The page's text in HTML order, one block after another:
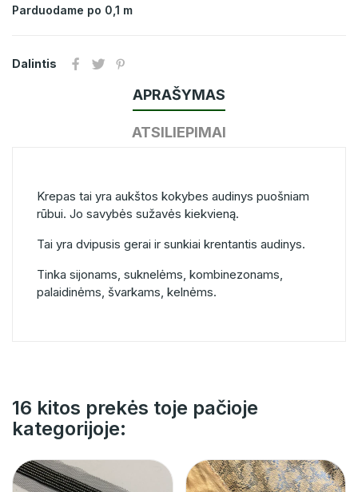
Parduodame po 0,1 m
Dalintis
APRAŠYMAS
ATSILIEPIMAI
Krepas tai yra aukštos kokybes audinys puošniam
rūbui. Jo savybės sužavės kiekvieną.
Tai yra dvipusis gerai ir sunkiai krentantis audinys.
Tinka sijonams, suknelėms, kombinezonams,
palaidinėms, švarkams, kelnėms.
16 kitos prekės toje pačioje
kategorijoje: